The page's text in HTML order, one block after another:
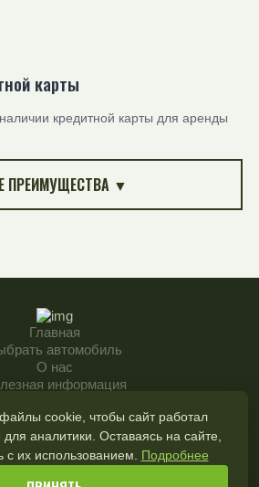
карты
кредитной карты для аренды
ПРЕИМУЩЕСТВА ▼
Главная
автомобиль
О нас
информация
по-русски!
cookie, чтобы сайт работал
для аналитики. Оставаясь на сайте,
с их использованием. Подробнее